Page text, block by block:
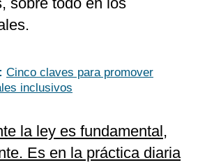
Cinco claves para promover
inclusivos
la ley es fundamental,
Es en la práctica diaria